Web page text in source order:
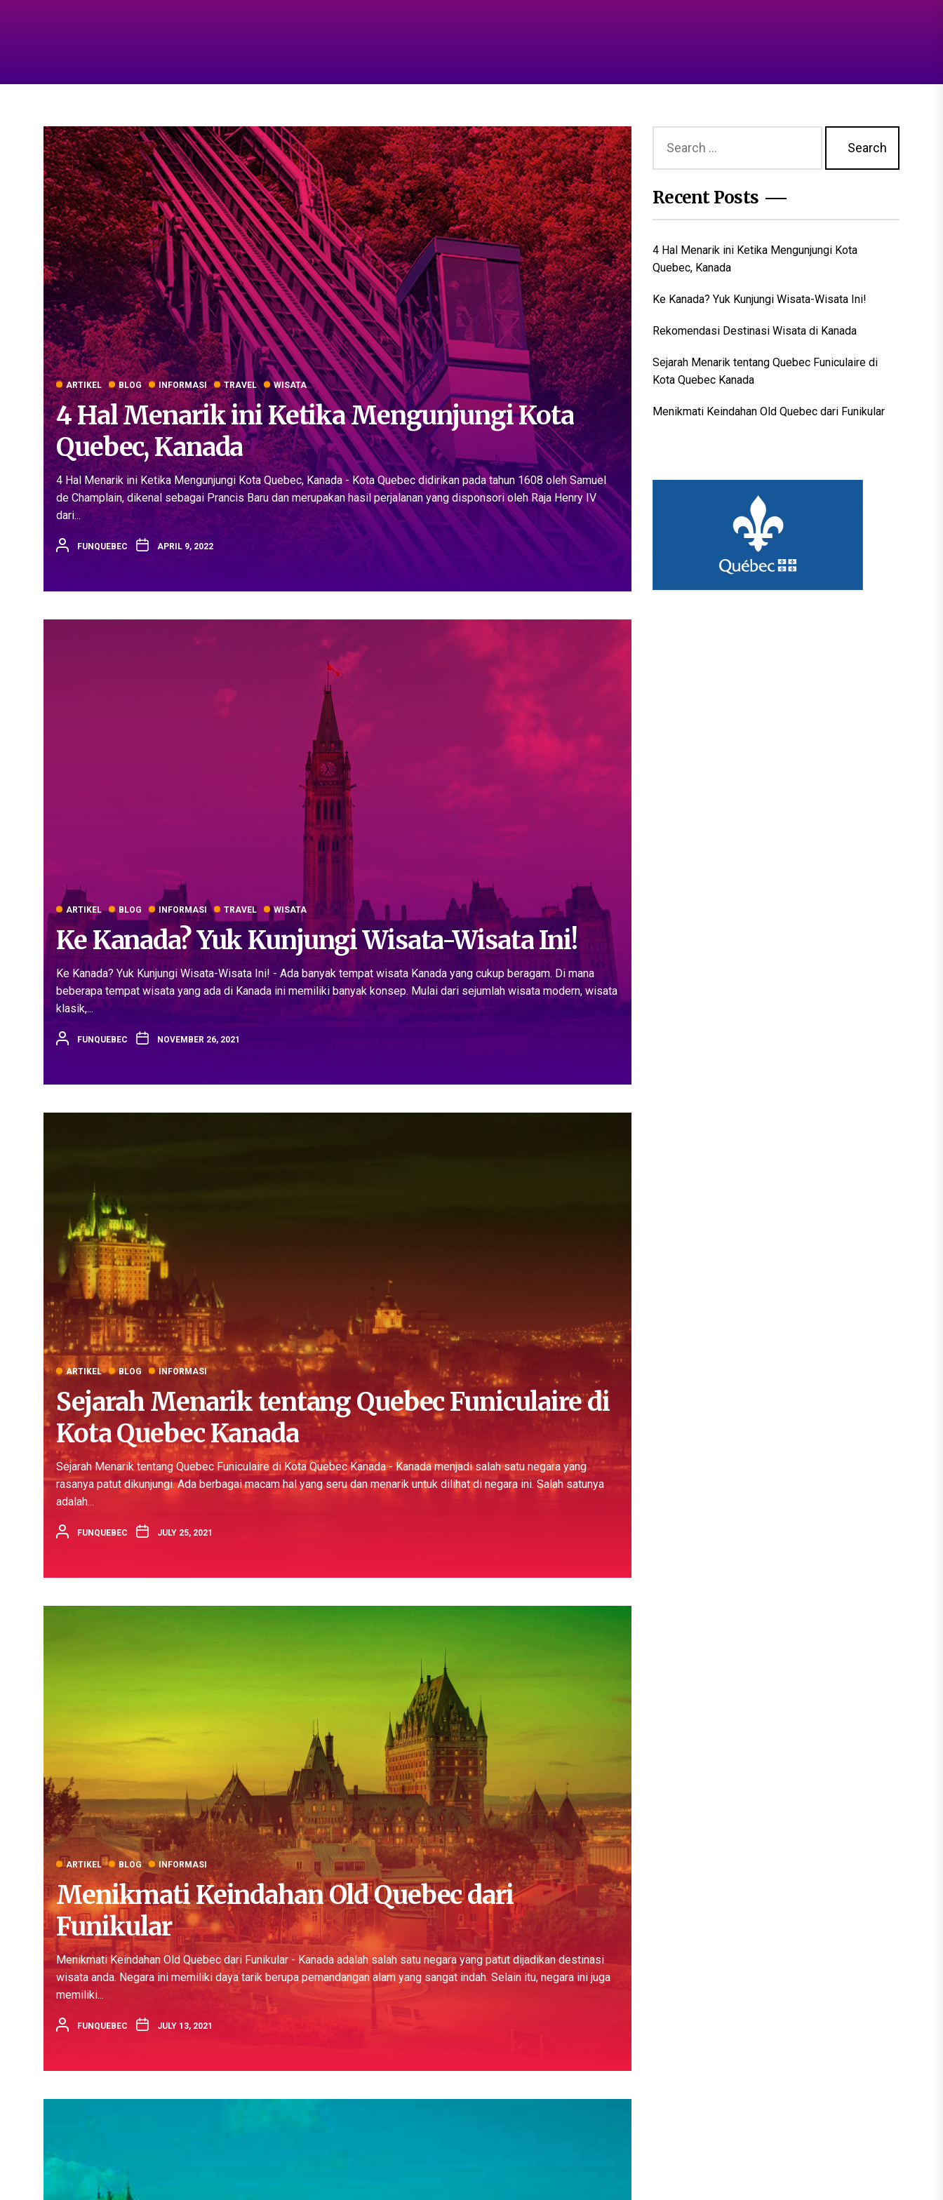
ARTIKEL BLOG INFORMASI TRAVEL WISATA
4 Hal Menarik ini Ketika Mengunjungi Kota
Quebec, Kanada
4 Hal Menarik ini Ketika Mengunjungi Kota Quebec, Kanada - Kota Quebec didirikan pada tahun 1608 oleh Samuel
de Champlain, dikenal sebagai Prancis Baru dan merupakan hasil perjalanan yang disponsori oleh Raja Henry IV
dari...
FUNQUEBEC APRIL 9, 2022
ARTIKEL BLOG INFORMASI TRAVEL WISATA
Ke Kanada? Yuk Kunjungi Wisata-Wisata Ini!
Ke Kanada? Yuk Kunjungi Wisata-Wisata Ini! - Ada banyak tempat wisata Kanada yang cukup beragam. Di mana
beberapa tempat wisata yang ada di Kanada ini memiliki banyak konsep. Mulai dari sejumlah wisata modern, wisata
klasik,...
FUNQUEBEC NOVEMBER 26, 2021
ARTIKEL BLOG INFORMASI
Sejarah Menarik tentang Quebec Funiculaire di
Kota Quebec Kanada
Sejarah Menarik tentang Quebec Funiculaire di Kota Quebec Kanada - Kanada menjadi salah satu negara yang
rasanya patut dikunjungi. Ada berbagai macam hal yang seru dan menarik untuk dilihat di negara ini. Salah satunya
adalah...
FUNQUEBEC JULY 25, 2021
ARTIKEL BLOG INFORMASI
Menikmati Keindahan Old Quebec dari
Funikular
Menikmati Keindahan Old Quebec dari Funikular - Kanada adalah salah satu negara yang patut dijadikan destinasi
wisata anda. Negara ini memiliki daya tarik berupa pemandangan alam yang sangat indah. Selain itu, negara ini juga
memiliki...
FUNQUEBEC JULY 13, 2021
for:
Recent Posts
4 Hal Menarik ini Ketika Mengunjungi Kota
Quebec, Kanada
Ke Kanada? Yuk Kunjungi Wisata-Wisata Ini!
Rekomendasi Destinasi Wisata di Kanada
Sejarah Menarik tentang Quebec Funiculaire di
Kota Quebec Kanada
Menikmati Keindahan Old Quebec dari Funikular